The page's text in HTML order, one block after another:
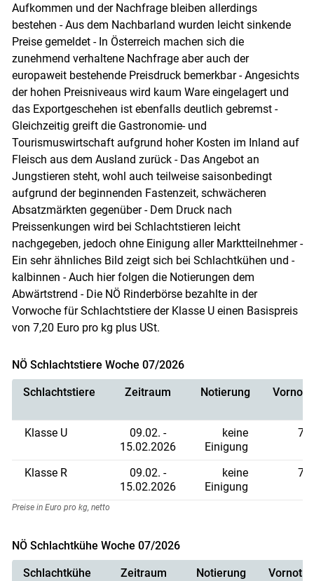
Skip to main content
Aufkommen und der Nachfrage bleiben allerdings
bestehen - Aus dem Nachbarland wurden leicht sinkende
Preise gemeldet - In Österreich machen sich die
zunehmend verhaltene Nachfrage aber auch der
europaweit bestehende Preisdruck bemerkbar - Angesichts
der hohen Preisniveaus wird kaum Ware eingelagert und
das Exportgeschehen ist ebenfalls deutlich gebremst -
Gleichzeitig greift die Gastronomie- und
Tourismuswirtschaft aufgrund hoher Kosten im Inland auf
Fleisch aus dem Ausland zurück - Das Angebot an
Jungstieren steht, wohl auch teilweise saisonbedingt
aufgrund der beginnenden Fastenzeit, schwächeren
Absatzmärkten gegenüber - Dem Druck nach
Preissenkungen wird bei Schlachtstieren leicht
nachgegeben, jedoch ohne Einigung aller Marktteilnehmer -
Ein sehr ähnliches Bild zeigt sich bei Schlachtkühen und -
kalbinnen - Auch hier folgen die Notierungen dem
Abwärtstrend - Die NÖ Rinderbörse bezahlte in der
Vorwoche für Schlachtstiere der Klasse U einen Basispreis
von 7,20 Euro pro kg plus USt.
NÖ Schlachtstiere Woche 07/2026
Schlachtstiere Zeitraum Notierung
Klasse U
09.02. -
15.02.2026
keine
Einigung
Klasse R
09.02. -
15.02.2026
keine
Einigung
Preise in Euro pro kg, netto
NÖ Schlachtkühe Woche 07/2026
Schlachtkühe Zeitraum Notierung